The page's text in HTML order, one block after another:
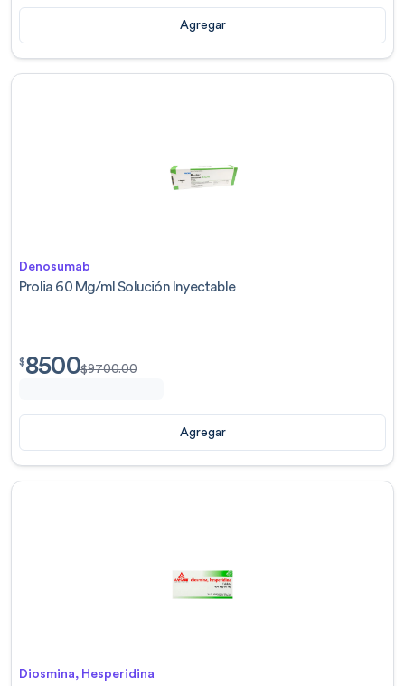
Agregar
Denosumab
Prolia 60 Mg/ml Solución Inyectable
$8500.00
$8500$9700.00
Agregar
Diosmina, Hesperidina